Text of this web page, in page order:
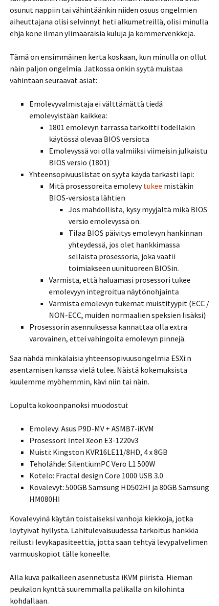
osunut nappiin tai vähintäänkin niiden osuus ongelmien
aiheuttajana olisi selvinnyt heti alkumetreillä, olisi minulla
ehjä kone ilman ylimääräisiä kuluja ja kommervenkkeja.
Tämä on ensimmäinen kerta koskaan, kun minulla on ollut
näin paljon ongelmia. Jatkossa onkin syytä muistaa
vähintään seuraavat asiat:
Emolevyvalmistaja ei välttämättä tiedä
emolevyistään kaikkea:
1801 emolevyn tarrassa tarkoitti todellakin
käytössä olevaa BIOS versiota
Emolevyssä voi olla valmiiksi viimeisin julkaistu
BIOS versio (1801)
Yhteensopivuuslistat on syytä käydä tarkasti läpi:
Mitä prosessoreita emolevytukee mistäkin
BIOS-versiosta lähtien
Jos mahdollista, kysy myyjältä mikä BIOS
versio emolevyssä on.
Tilaa BIOS päivitys emolevyn hankinnan
yhteydessä, jos olet hankkimassa
sellaista prosessoria, joka vaatii
toimiakseen uunituoreen BIOSin.
Varmista, että haluamasi prosessori tukee
emolevyyn integroitua näytönohjainta
Varmista emolevyn tukemat muistityypit (ECC /
NON-ECC, muiden normaalien speksien lisäksi)
Prosessorin asennuksessa kannattaa olla extra
varovainen, ettei vahingoita emolevyn pinnejä.
Saa nähdä minkälaisia yhteensopivuusongelmia ESXi:n
asentamisen kanssa vielä tulee. Näistä kokemuksista
kuulemme myöhemmin, kävi niin tai näin.
Lopulta kokoonpanoksi muodostui:
Emolevy: Asus P9D-MV + ASMB7-iKVM
Prosessori: Intel Xeon E3-1220v3
Muisti: Kingston KVR16LE11/8HD, 4 x 8GB
Teholähde: SilentiumPC Vero L1 500W
Kotelo: Fractal design Core 1000 USB 3.0
Kovalevyt: 500GB Samsung HD502HI ja 80GB Samsung
HM080HI
Kovalevyinä käytän toistaiseksi vanhoja kiekkoja, jotka
löytyivät hyllystä. Lähitulevaisuudessa tarkoitus hankkia
reilusti levykapasiteettia, jotta saan tehtyä levypalvelimen
varmuuskopiot tälle koneelle.
Alla kuva paikalleen asennetusta iKVM piiristä. Hieman
peukalon kynttä suuremmalla palikalla on kilohinta
kohdallaan.